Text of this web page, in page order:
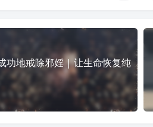
功地戒除邪婬 | 让生命恢复纯